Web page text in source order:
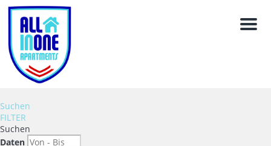
Menu
Suchen
FILTER
Suchen
Daten